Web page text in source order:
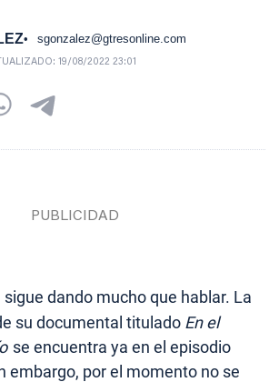
sgonzalez@gtresonline.com
19/08/2022 23:01
sigue dando mucho que hablar. La
su documental titulado En el
se encuentra ya en el episodio
embargo, por el momento no se